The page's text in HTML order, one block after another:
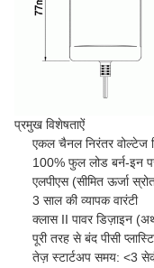
प्रमुख विशेषताऐं
एकल चैनल निरंतर वोल्टेज
100% फुल लोड बर्न-इन
एलपीएस (सीमित ऊर्जा
3 साल की व्यापक वारंटी
क्लास II पावर डिज़ाइन
पूरी तरह से बंद पीसी
तेज़ स्टार्टअप समय: <3